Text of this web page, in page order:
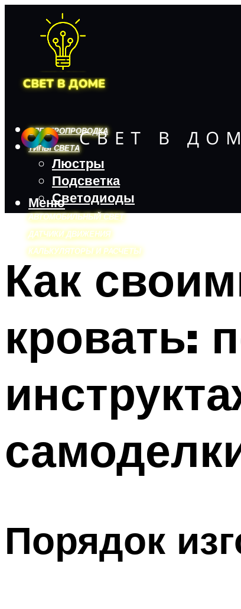
ЭЛЕКТРОПРОВОДКА
ТИПЫ СВЕТА
Люстры
Подсветка
Светодиоды
АВТОМОБИЛЬНЫЙ СВЕТ
ДАТЧИКИ ДВИЖЕНИЯ
КАЛЬКУЛЯТОРЫ И РАСЧЕТЫ
Меню
Меню
Как
кровать:
Порядок